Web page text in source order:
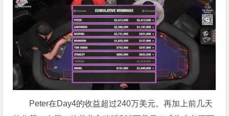
Peter在Day4的收益超过240万美元。再加上前几天